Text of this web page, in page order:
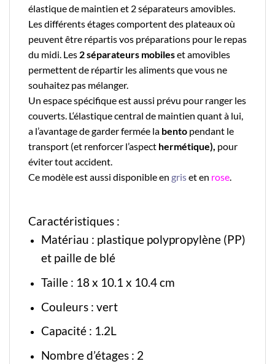
élastique de maintien et 2 séparateurs amovibles.
Les différents étages comportent des plateaux où
peuvent être répartis vos préparations pour le repas
du midi. Les 2 séparateurs mobileset amovibles
permettent de répartir les aliments que vous ne
souhaitez pas mélanger.
Un espace spécifique est aussi prévu pour ranger les
couverts. L‘élastiquecentral de maintien quant à lui,
a l’avantage de garder fermée la bento pendant le
transport (et renforcer l’aspect hermétique), pour
éviter tout accident.
Ce modèle est aussi disponible en griset en rose
Caractéristiques :
Matériau : plastique polypropylène(PP)
et paille de blé
Taille : 18 x 10.1 x 10.4 cm
Couleurs : vert
Capacité : 1.2L
Nombre d’étages : 2